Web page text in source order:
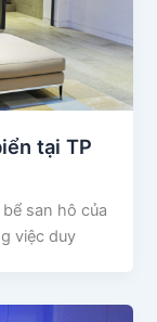
tại TP
san hô của
việc duy